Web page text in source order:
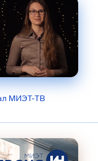
МИЭТ-ТВ